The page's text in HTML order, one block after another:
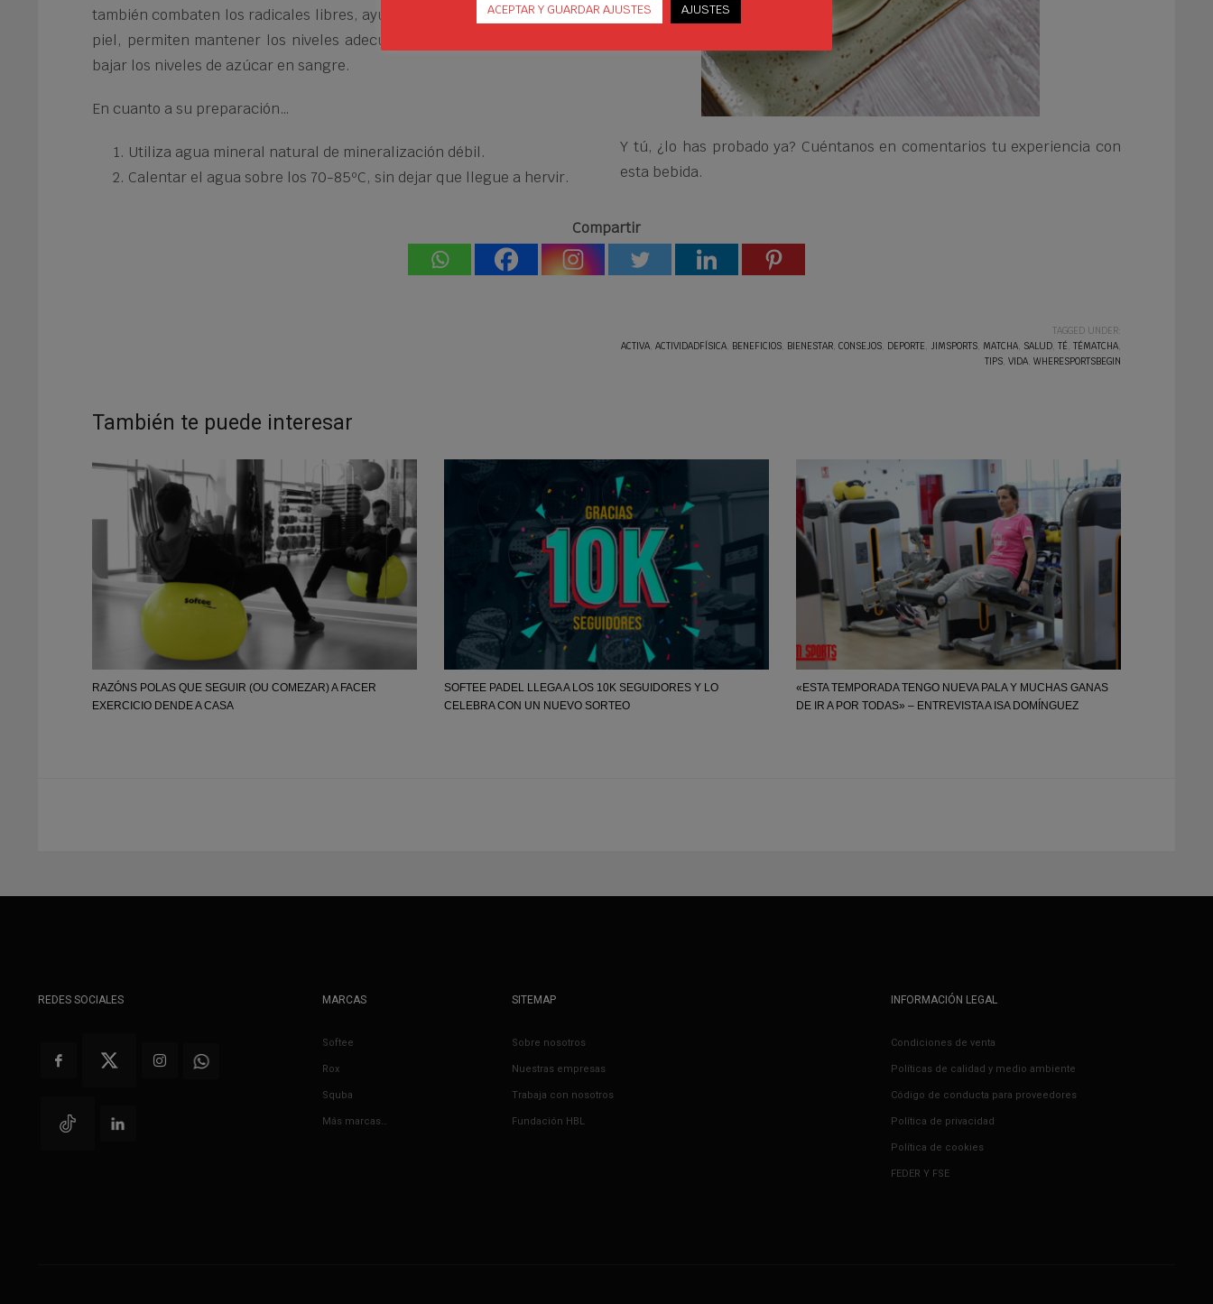
también combaten los radicales libres, ayudan a mejorar el aspecto de la
piel, permiten mantener los niveles adecuados de colesterol y ayudan a
bajar los niveles de azúcar en sangre.
En cuanto a su preparación…
Utiliza agua mineral natural de mineralización débil.
Calentar el agua sobre los 70-85ºC, sin dejar que llegue a hervir.
Y tú, ¿lo has probado ya? Cuéntanos en comentarios tu experiencia con
esta bebida.
Compartir
TAGGED UNDER:
ACTIVA, ACTIVIDADFÍSICA, BENEFICIOS, BIENESTAR, CONSEJOS, DEPORTE, JIMSPORTS, MATCHA, SALUD, TÉ, TÉMATCHA,
TIPS, VIDA, WHERESPORTSBEGIN
También te puede interesar
RAZÓNS POLAS QUE SEGUIR (OU COMEZAR) A FACER
EXERCICIO DENDE A CASA
SOFTEE PADEL LLEGA A LOS 10K SEGUIDORES Y LO
CELEBRA CON UN NUEVO SORTEO
«ESTA TEMPORADA TENGO NUEVA PALA Y MUCHAS GANAS
DE IR A POR TODAS» – ENTREVISTA A ISA DOMÍNGUEZ
REDES SOCIALES MARCAS
Softee
Rox
Squba
Más marcas…
SITEMAP
Sobre nosotros
Nuestras empresas
Trabaja con nosotros
Fundación HBL
INFORMACIÓN LEGAL
Condiciones de venta
Políticas de calidad y medio ambiente
Código de conducta para proveedores
Política de privacidad
Política de cookies
FEDER Y FSE
ACEPTAR Y GUARDAR AJUSTES AJUSTES